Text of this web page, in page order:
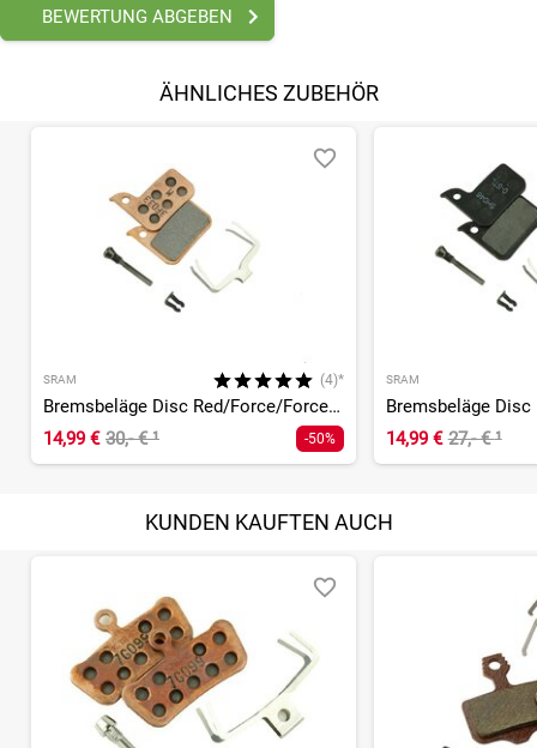
BEWERTUNG ABGEBEN
ÄHNLICHES ZUBEHÖR
SRAM (4)*
Bremsbeläge Disc Red/Force/Force AXS/Rival/Apex/S700/Level
14,99 € 30,- €¹ -50%
SRAM
14,99 € 27,- €¹
KUNDEN KAUFTEN AUCH